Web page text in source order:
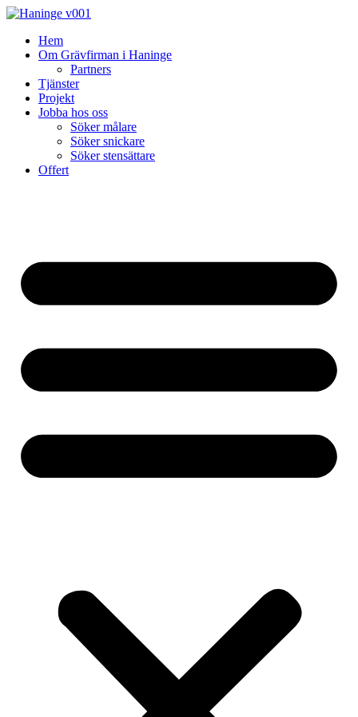
Skip
contentHem
Om Grävfirman i Haninge
Partners
Tjänster
Projekt
Jobba hos oss
Söker målare
Söker snickare
Söker stensättare
Offert